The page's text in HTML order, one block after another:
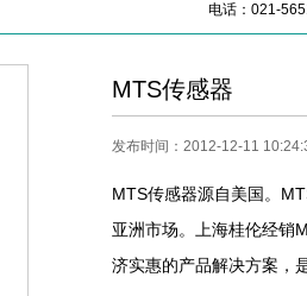
电话：021-
MTS传感器
发布时间：2012-12-11
MTS传感器源自美国。
亚洲市场。上海桂伦经销
济实惠的产品解决方案，